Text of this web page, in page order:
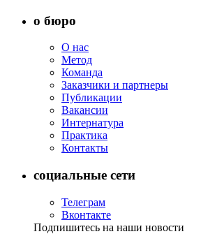
о бюро
О нас
Метод
Команда
Заказчики и партнеры
Публикации
Вакансии
Интернатура
Практика
Контакты
социальные сети
Телеграм
Вконтакте
Подпишитесь на наши новости